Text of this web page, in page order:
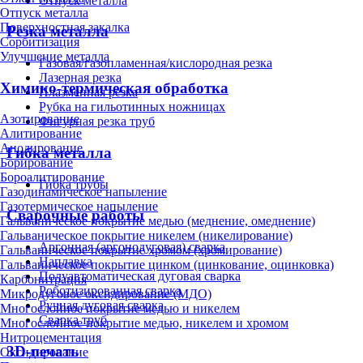
Отпуск металла
Поверхностная закалка
Сорбитизация
Улучшение металла
Химико-термическая обработка
Азотирование
Алитирование
Анодирование
Борирование
Бороалитирование
Газодинамическое напыление
Газотермическое напыление
Гальваническое покрытие медью (меднение, омеднение)
Гальваническое покрытие никелем (никелирование)
Гальваническое покрытие хромом (хромирование)
Гальваническое покрытие цинком (цинкование, оцинковка)
Карбонитрация
Микродуговое оксидирование (МДО)
Многослойное покрытие медью и никелем
Многослойное покрытие медью, никелем и хромом
Нитроцементация
Оксидирование
Резка металла
Газовая/газопламенная/кислородная резка
Лазерная резка
Плазменная резка
Рубка на гильотинных ножницах
Фигурная резка труб
Гибка металла
Гибка трубы
Сварочные работы
Аргонная (аргонодуговая) сварка
Наплавка
Полуавтоматическая дуговая сварка
Роботизированная сварка
Ручная дуговая сварка
Сварка труб
3D-печать